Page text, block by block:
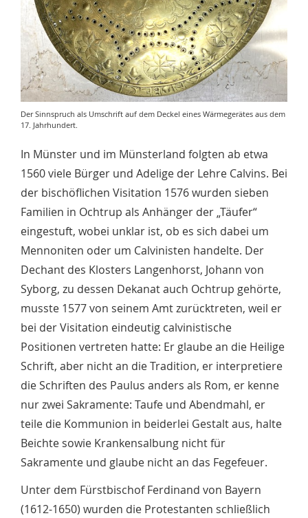
Der Sinnspruch als Umschrift auf dem Deckel eines Wärmegerätes aus dem
17. Jahrhundert.
In Münster und im Münsterland folgten ab etwa
1560 viele Bürger und Adelige der Lehre Calvins. Bei
der bischöflichen Visitation 1576 wurden sieben
Familien in Ochtrup als Anhänger der „Täufer“
eingestuft, wobei unklar ist, ob es sich dabei um
Mennoniten oder um Calvinisten handelte. Der
Dechant des Klosters Langenhorst, Johann von
Syborg, zu dessen Dekanat auch Ochtrup gehörte,
musste 1577 von seinem Amt zurücktreten, weil er
bei der Visitation eindeutig calvinistische
Positionen vertreten hatte: Er glaube an die Heilige
Schrift, aber nicht an die Tradition, er interpretiere
die Schriften des Paulus anders als Rom, er kenne
nur zwei Sakramente: Taufe und Abendmahl, er
teile die Kommunion in beiderlei Gestalt aus, halte
Beichte sowie Krankensalbung nicht für
Sakramente und glaube nicht an das Fegefeuer.
Unter dem Fürstbischof Ferdinand von Bayern
(1612-1650) wurden die Protestanten schließlich